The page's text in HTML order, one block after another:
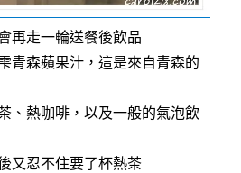
再走一輪送餐後飲品
青森蘋果汁，這是來自青森的
、熱咖啡，以及一般的氣泡飲
又忍不住要了杯熱茶